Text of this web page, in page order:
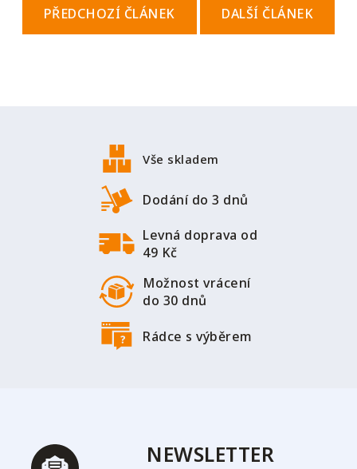
PŘEDCHOZÍ ČLÁNEK DALŠÍ ČLÁNEK
Vše skladem
Dodání do 3 dnů
Levná doprava od
49 Kč
Možnost vrácení
do 30 dnů
Rádce s výběrem
NEWSLETTER